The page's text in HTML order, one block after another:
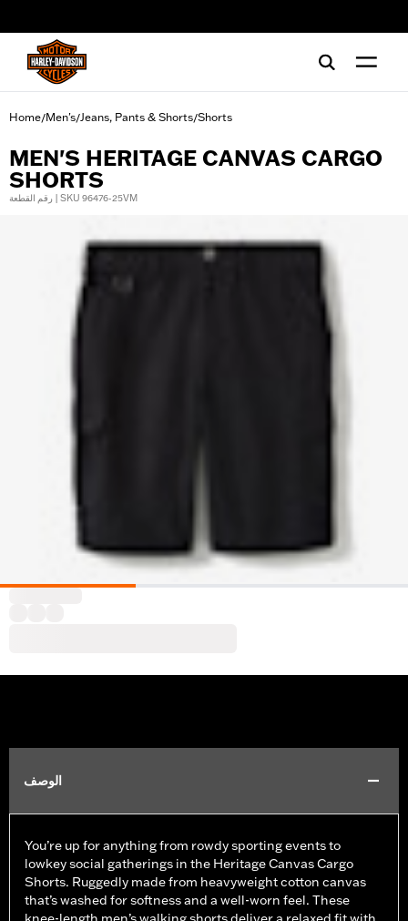
Home/Men's/Jeans, Pants & Shorts/Shorts
MEN'S HERITAGE CANVAS CARGO
SHORTS
رقم القطعة | SKU 96476-25VM
الوصف
You’re up for anything from rowdy sporting events to
lowkey social gatherings in the Heritage Canvas Cargo
Shorts. Ruggedly made from heavyweight cotton canvas
that’s washed for softness and a well-worn feel. These